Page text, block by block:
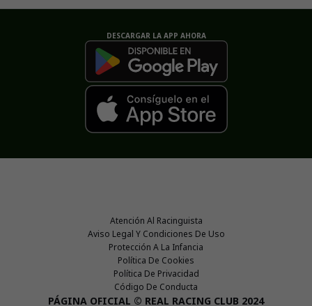
DESCARGAR LA APP AHORA
Atención Al Racinguista
Aviso Legal Y Condiciones De Uso
Protección A La Infancia
Política De Cookies
Política De Privacidad
Código De Conducta
PÁGINA OFICIAL © REAL RACING CLUB 2024